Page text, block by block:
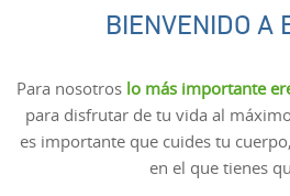
BIENVENIDO A
Para nosotros lo más importante
para disfrutar de tu vida al
es importante que cuides tu
en el que tienes